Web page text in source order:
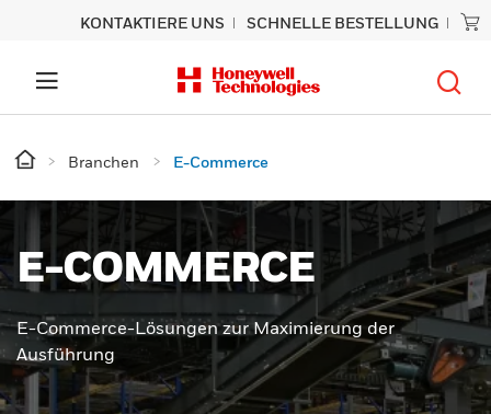
KONTAKTIERE UNS SCHNELLE BESTELLUNG
Branchen E-Commerce
E-COMMERCE
E-Commerce-Lösungen zur Maximierung der
Ausführung